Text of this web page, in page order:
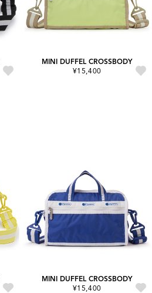
MINI DUFFEL CROSSBODY
¥15,400
MINI DUFFEL CROSSBODY
¥15,400